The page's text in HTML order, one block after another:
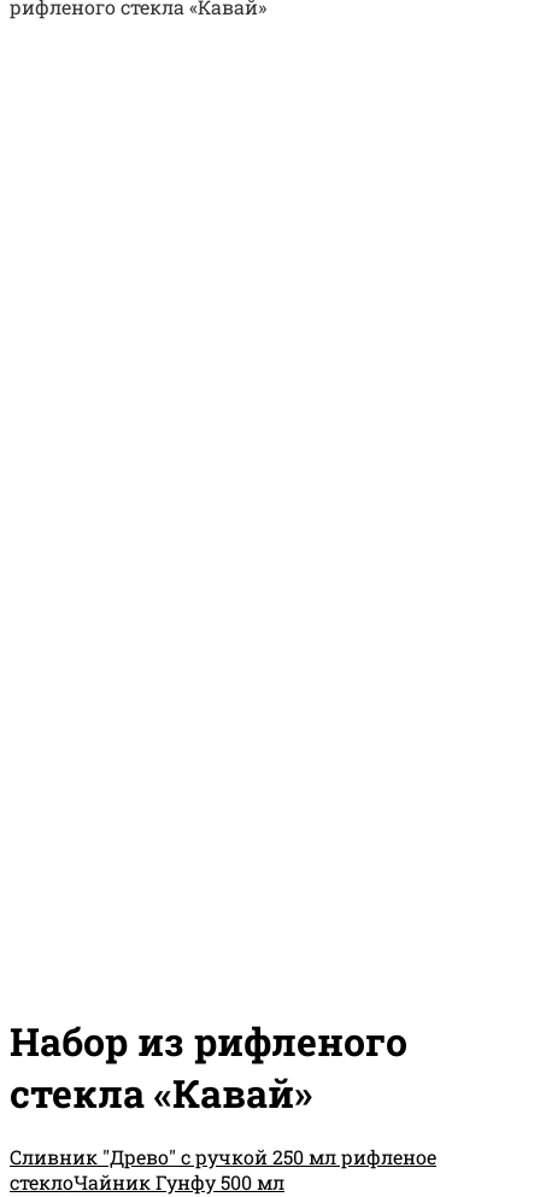
рифленого стекла «Кавай»
Набор из рифленого
стекла «Кавай»
Сливник "Древо" с ручкой 250 мл рифленое
стеклоЧайник Гунфу 500 мл